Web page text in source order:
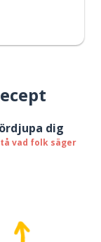
dig
vad folk säger